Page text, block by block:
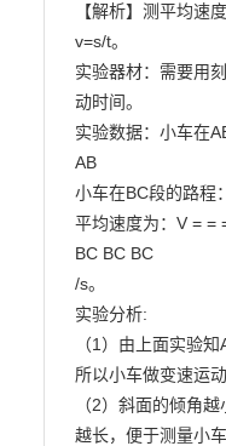
【解析】测平均速
v=s/t。
实验器材：需要用
动时间。
实验数据：小车在
AB
小车在BC段的路程
平均速度为：V = =
BC BC BC
/s。
实验分析:
（1）由上面实验
所以小车做变速运动
（2）斜面的倾角
越长，便于测量小